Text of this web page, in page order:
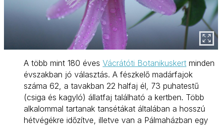
A több mint 180 éves Vácrátóti Botanikuskert minden
évszakban jó választás. A fészkelő madárfajok
száma 62, a tavakban 22 halfaj él, 73 puhatestű
(csiga és kagyló) állatfaj található a kertben. Több
alkalommal tartanak tansétákat általában a hosszú
hétvégékre időzítve, illetve van a Pálmaházban egy